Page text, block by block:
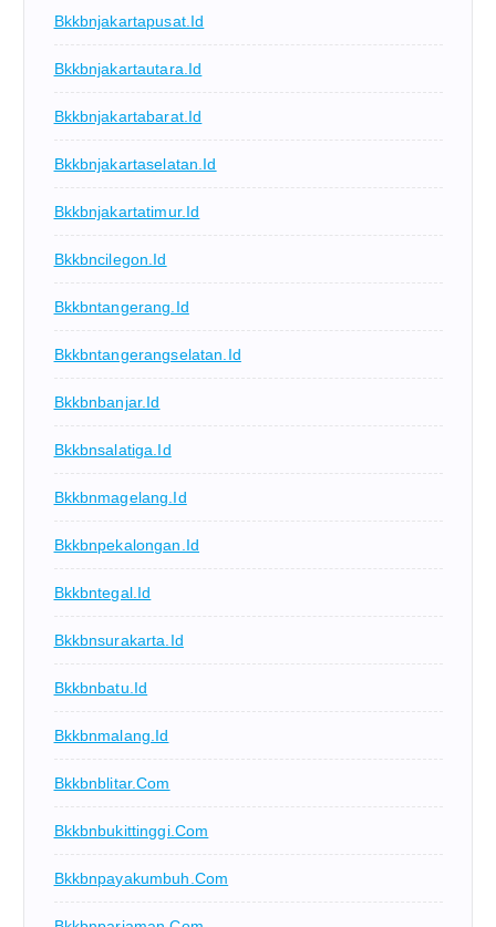
Bkkbnjakartapusat.id
Bkkbnjakartautara.id
Bkkbnjakartabarat.id
Bkkbnjakartaselatan.id
Bkkbnjakartatimur.id
Bkkbncilegon.id
Bkkbntangerang.id
Bkkbntangerangselatan.id
Bkkbnbanjar.id
Bkkbnsalatiga.id
Bkkbnmagelang.id
Bkkbnpekalongan.id
Bkkbntegal.id
Bkkbnsurakarta.id
Bkkbnbatu.id
Bkkbnmalang.id
Bkkbnblitar.com
Bkkbnbukittinggi.com
Bkkbnpayakumbuh.com